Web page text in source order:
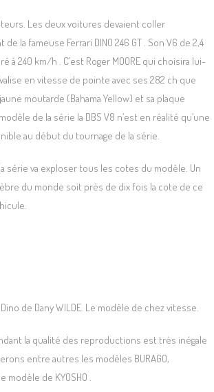
Les deux voitures devaient coller
la fameuse Ferrari DINO 246 GT . Son V6 de 2,4
240 km/h . C’est Roger MOORE qui choisira lui-
en vitesse de pointe avec ses 282 ch que
moutarde (Bahama Yellow) et sa plaque
de la série la DBS V8 n’est en réalité qu’une
au début du tournage de la série.
série va exploser tous les cotes du modèle. Un
du monde soit près de dix fois la cote de ce
de Dany WILDE. Le modèle de chez vitesse.
la qualité des reproductions est très inégale
entre autres les modèles BURAGO,
de KYOSHO .